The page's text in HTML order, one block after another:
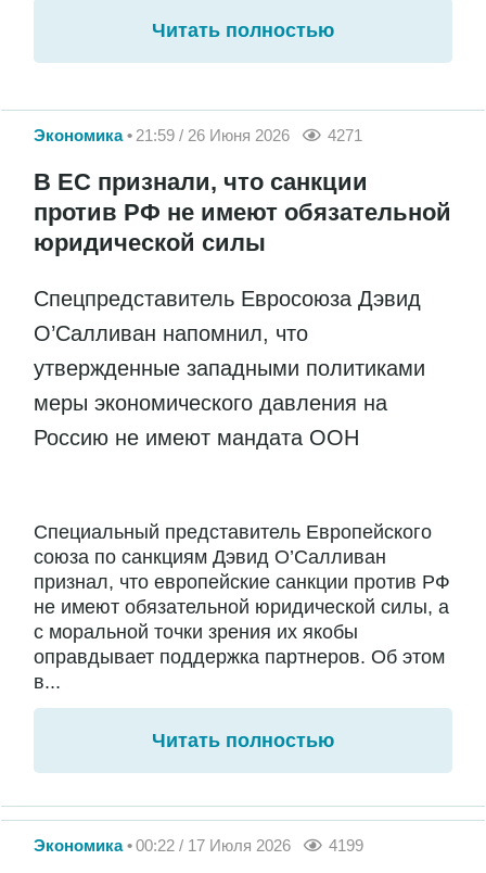
Читать полностью
Экономика 21:59 / 26 Июня 2026 4271
В ЕС признали, что санкции
против РФ не имеют обязательной
юридической силы
Спецпредставитель Евросоюза Дэвид
О’Салливан напомнил, что
утвержденные западными политиками
меры экономического давления на
Россию не имеют мандата ООН
Специальный представитель Европейского
союза по санкциям Дэвид О’Салливан
признал, что европейские санкции против РФ
не имеют обязательной юридической силы, а
с моральной точки зрения их якобы
оправдывает поддержка партнеров. Об этом
в...
Читать полностью
Экономика 00:22 / 17 Июля 2026 4199